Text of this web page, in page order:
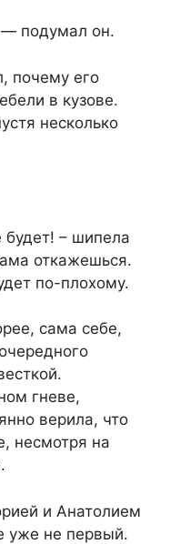
— подумал он.
почему его
в кузове.
несколько
– шипела
откажешься.
по-плохому.
сама себе,
гневе,
верила, что
несмотря на
и Анатолием
уже не первый.